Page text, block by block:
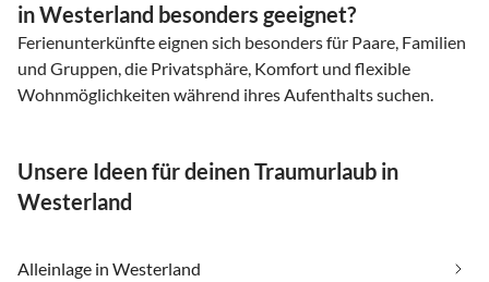
in Westerland besonders geeignet?
Ferienunterkünfte eignen sich besonders für Paare, Familien
und Gruppen, die Privatsphäre, Komfort und flexible
Wohnmöglichkeiten während ihres Aufenthalts suchen.
Unsere Ideen für deinen Traumurlaub in
Westerland
Alleinlage in Westerland